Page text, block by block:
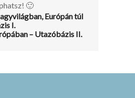
🙂
Európán túl
I.
– Utazóbázis II.